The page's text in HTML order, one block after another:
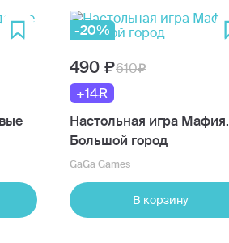
-20%
490
610
+14
Настольная игра Мафия.
Большой город
GaGa Games
В корзину